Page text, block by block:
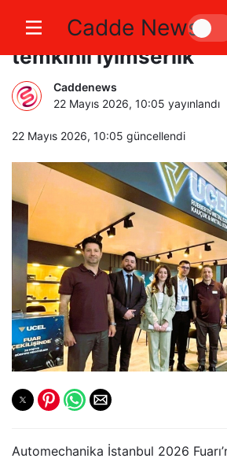
Cadde News
Automechanika
temkinli iyimserlik
Caddenews
22 Mayıs 2026, 10:05 yayınlandı
22 Mayıs 2026, 10:05 güncellendi
Automechanika İstanbul 2026